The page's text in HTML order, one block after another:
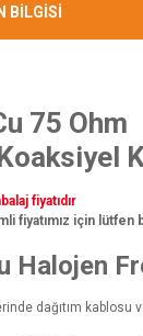
BİLGİSİ
75 Ohm
fiyatıdır
fiyatımız için lütfen
Halojen
dağıtım